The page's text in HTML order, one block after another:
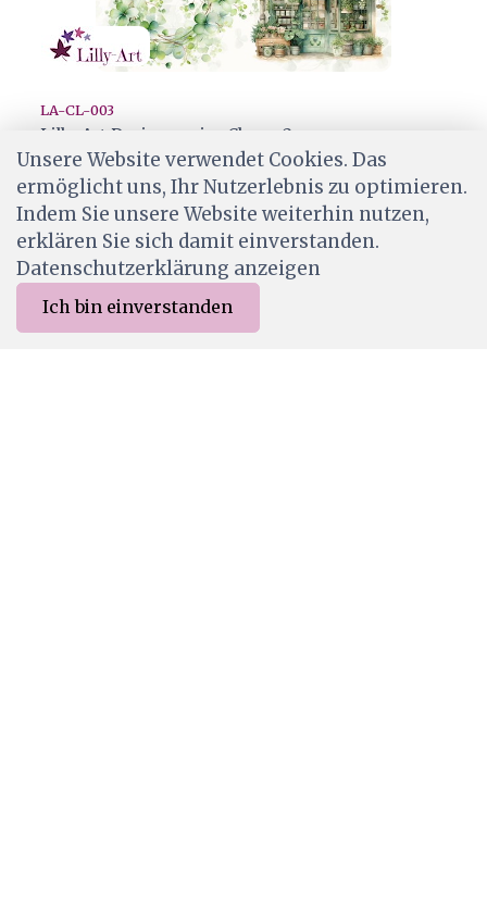
Merkliste Menu
LA-CL-003
Lilly-Art Designpapier Clover 2
CHF 2.00
Ab Lager
Unsere Website verwendet Cookies. Das
ermöglicht uns, Ihr Nutzerlebnis zu optimieren.
Indem Sie unsere Website weiterhin nutzen,
erklären Sie sich damit einverstanden.
Datenschutzerklärung anzeigen
Ich bin einverstanden